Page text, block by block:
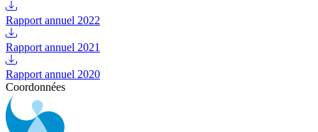
Rapport annuel 2022
Rapport annuel 2021
Rapport annuel 2020
Coordonnées